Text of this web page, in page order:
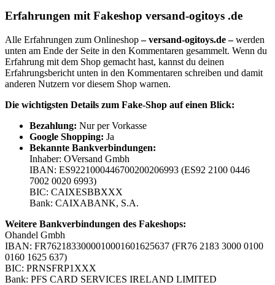
Erfahrungen mit Fakeshop versand-ogitoys .de
Alle Erfahrungen zum Onlineshop– versand-ogitoys.de –werden
unten am Ende der Seite in den Kommentaren gesammelt. Wenn du
Erfahrung mit dem Shop gemacht hast, kannst du deinen
Erfahrungsbericht unten in den Kommentaren schreiben und damit
anderen Nutzern vor diesem Shop warnen.
Die wichtigsten Details zum Fake-Shop auf einen Blick:
Bezahlung: Nur per Vorkasse
Google Shopping: Ja
Bekannte Bankverbindungen:
Inhaber: OVersand Gmbh
IBAN: ES9221000446700200206993 (ES92 2100 0446
7002 0020 6993)
BIC: CAIXESBBXXX
Bank: CAIXABANK, S.A.
Weitere Bankverbindungen des Fakeshops:
Ohandel Gmbh
IBAN: FR7621833000010001601625637 (FR76 2183 3000 0100
0160 1625 637)
BIC: PRNSFRP1XXX
Bank: PFS CARD SERVICES IRELAND LIMITED